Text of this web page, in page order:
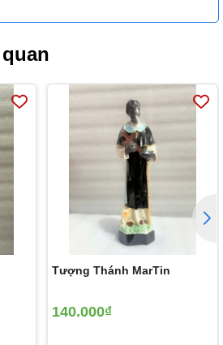
Tượng Thánh MarTin
140.000₫